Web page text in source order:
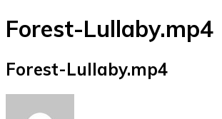
Forest-Lullaby.mp4
Forest-Lullaby.mp4